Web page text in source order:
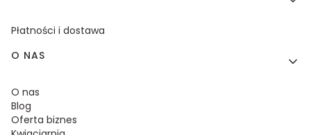
Płatności i dostawa
O NAS
O nas
Blog
Oferta biznes